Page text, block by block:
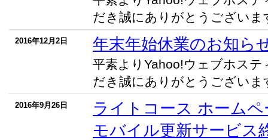
だき誠にありがとうございま
2016年12月2日 年末年始休業のお知ら
平素よりYahoo!ウェブホス
だき誠にありがとうございま
2016年9月26日
ライトコース ホーム
モバイル更新サービス